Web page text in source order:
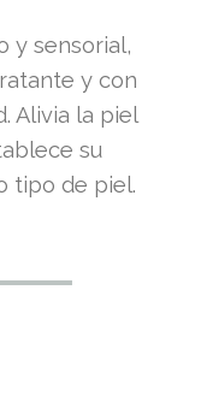
y sensorial,
y con
Alivia la piel
su
tipo de piel.